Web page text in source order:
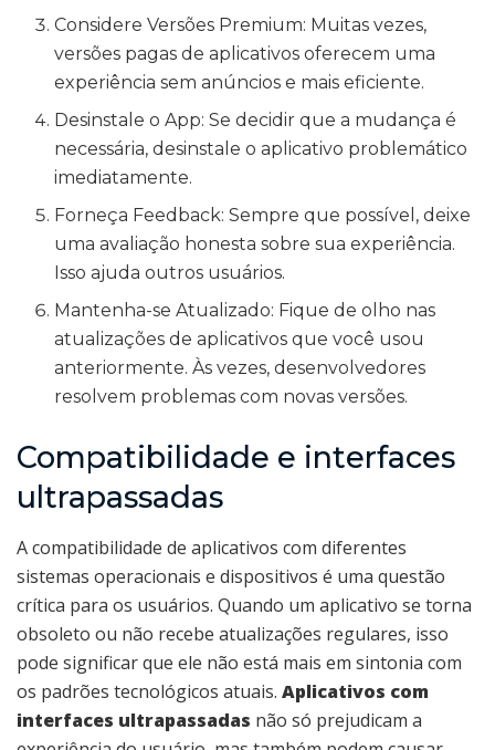
Considere Versões Premium: Muitas vezes,
versões pagas de aplicativos oferecem uma
experiência sem anúncios e mais eficiente.
Desinstale o App: Se decidir que a mudança é
necessária, desinstale o aplicativo problemático
imediatamente.
Forneça Feedback: Sempre que possível, deixe
uma avaliação honesta sobre sua experiência.
Isso ajuda outros usuários.
Mantenha-se Atualizado: Fique de olho nas
atualizações de aplicativos que você usou
anteriormente. Às vezes, desenvolvedores
resolvem problemas com novas versões.
Compatibilidade e interfaces
ultrapassadas
A compatibilidade de aplicativos com diferentes
sistemas operacionais e dispositivos é uma questão
crítica para os usuários. Quando um aplicativo se torna
obsoleto ou não recebe atualizações regulares, isso
pode significar que ele não está mais em sintonia com
os padrões tecnológicos atuais. Aplicativos com
interfaces ultrapassadas não só prejudicam a